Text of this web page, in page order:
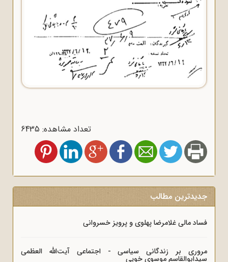
تعداد مشاهده: 6435
جدیدترین مطالب
فساد مالی غلامرضا پهلوی و پرویز خسروانی
مروری بر زندگانی سیاسی - اجتماعی آیت‌الله العظمی
سیدابوالقاسم موسوی خویی